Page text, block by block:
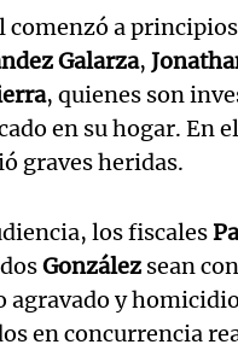
comenzó a
Galarza,
, quienes son
en su hogar. En
graves heridas.
los fiscales
González sean
agravado y
en concurrencia